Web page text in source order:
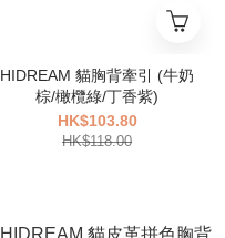
HIDREAM 貓胸背牽引 (牛奶
棕/橄欖綠/丁香紫)
HK$103.80
HK$118.00